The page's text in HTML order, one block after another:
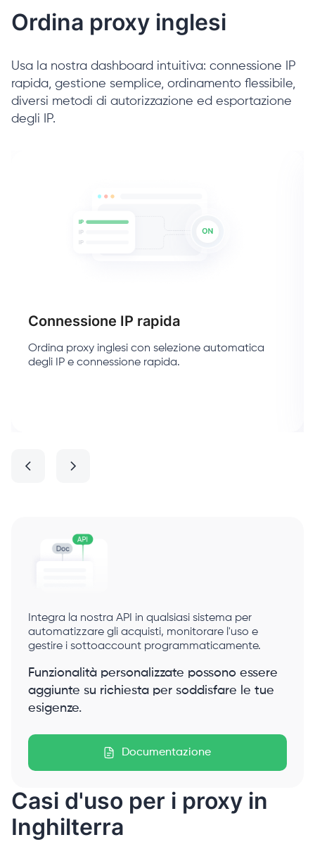
Ordina proxy inglesi
Usa la nostra dashboard intuitiva: connessione IP
rapida, gestione semplice, ordinamento flessibile,
diversi metodi di autorizzazione ed esportazione
degli IP.
Connessione IP rapida
Ordina proxy inglesi con selezione automatica
degli IP e connessione rapida.
Integra la nostra API in qualsiasi sistema per
automatizzare gli acquisti, monitorare l'uso e
gestire i sottoaccount programmaticamente.
Funzionalità personalizzate possono essere
aggiunte su richiesta per soddisfare le tue
esigenze.
Documentazione
Casi d'uso per i proxy in
Inghilterra